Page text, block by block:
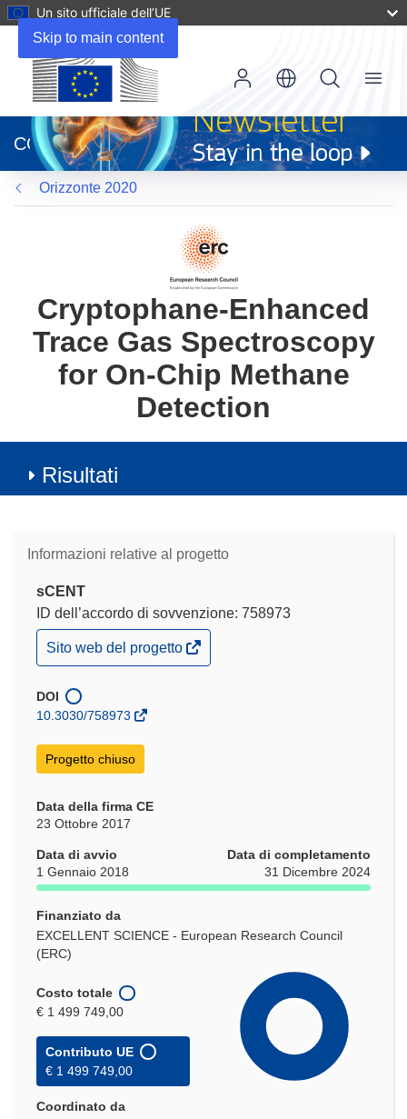
Skip to main content
Un sito ufficiale dell’UE
apre
in
una
nuova
finestra)
CORDIS
Menu
Orizzonte 2020
Cryptophane-Enhanced
Trace Gas Spectroscopy
for On-Chip Methane
Detection
Risultati
Informazioni relative al progetto
sCENT
ID dell’accordo di sovvenzione: 758973
(si
apre
una
nuova
Sito web del progetto
DOI
10.3030/758973
Progetto chiuso
Data della firma CE
23 Ottobre 2017
Data di avvio
1 Gennaio 2018
Data di completamento
31 Dicembre 2024
Finanziato da
EXCELLENT SCIENCE - European Research Council
(ERC)
Costo totale
€ 1 499 749,00
Contributo UE
€ 1 499 749,00
Coordinato da